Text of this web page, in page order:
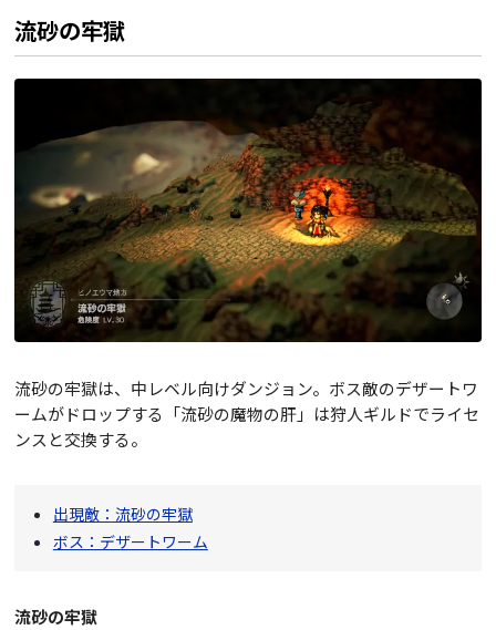
流砂の牢獄
流砂の牢獄は、中レベル向けダンジョン。ボス敵のデザートワ
ームがドロップする「流砂の魔物の肝」は狩人ギルドでライセ
ンスと交換する。
出現敵：流砂の牢獄
ボス：デザートワーム
流砂の牢獄